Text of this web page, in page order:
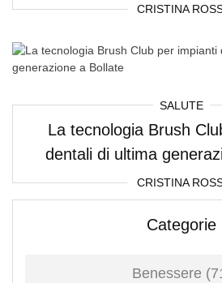
CRISTINA
SALUTE
La tecnologia Brush
dentali di ultima
CRISTINA
Categorie
Benessere